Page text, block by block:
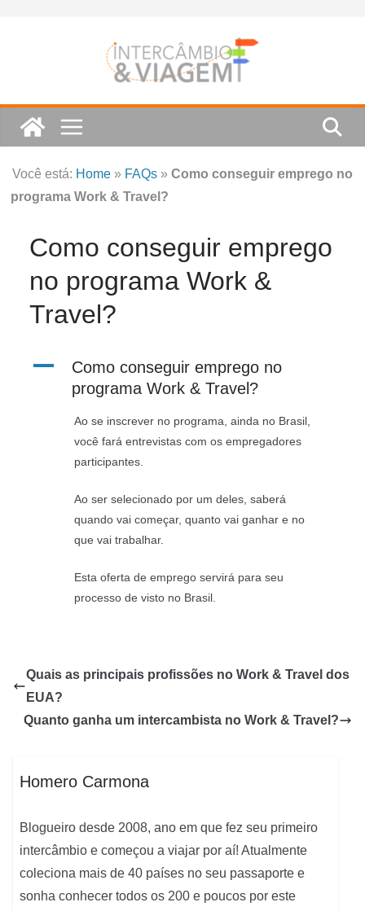
Você está: Home » FAQs »Como conseguir emprego no
programa Work & Travel?
Como conseguir emprego
no programa Work &
Travel?
A
Como conseguir emprego no
programa Work & Travel?
Ao se inscrever no programa, ainda no Brasil,
você fará entrevistas com os empregadores
participantes.
Ao ser selecionado por um deles, saberá
quando vai começar, quanto vai ganhar e no
que vai trabalhar.
Esta oferta de emprego servirá para seu
processo de visto no Brasil.
Quais as principais profissões no Work & Travel dos
EUA?
Quanto ganha um intercambista no Work & Travel?
Homero Carmona
Blogueiro desde 2008, ano em que fez seu primeiro
intercâmbio e começou a viajar por aí! Atualmente
coleciona mais de 40 países no seu passaporte e
sonha conhecer todos os 200 e poucos por este